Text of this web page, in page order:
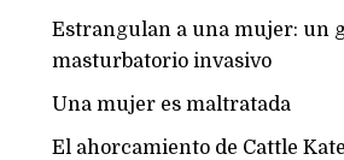
Estrangulan a una mujer: un
masturbatorio invasivo
Una mujer es maltratada
El ahorcamiento de Cattle